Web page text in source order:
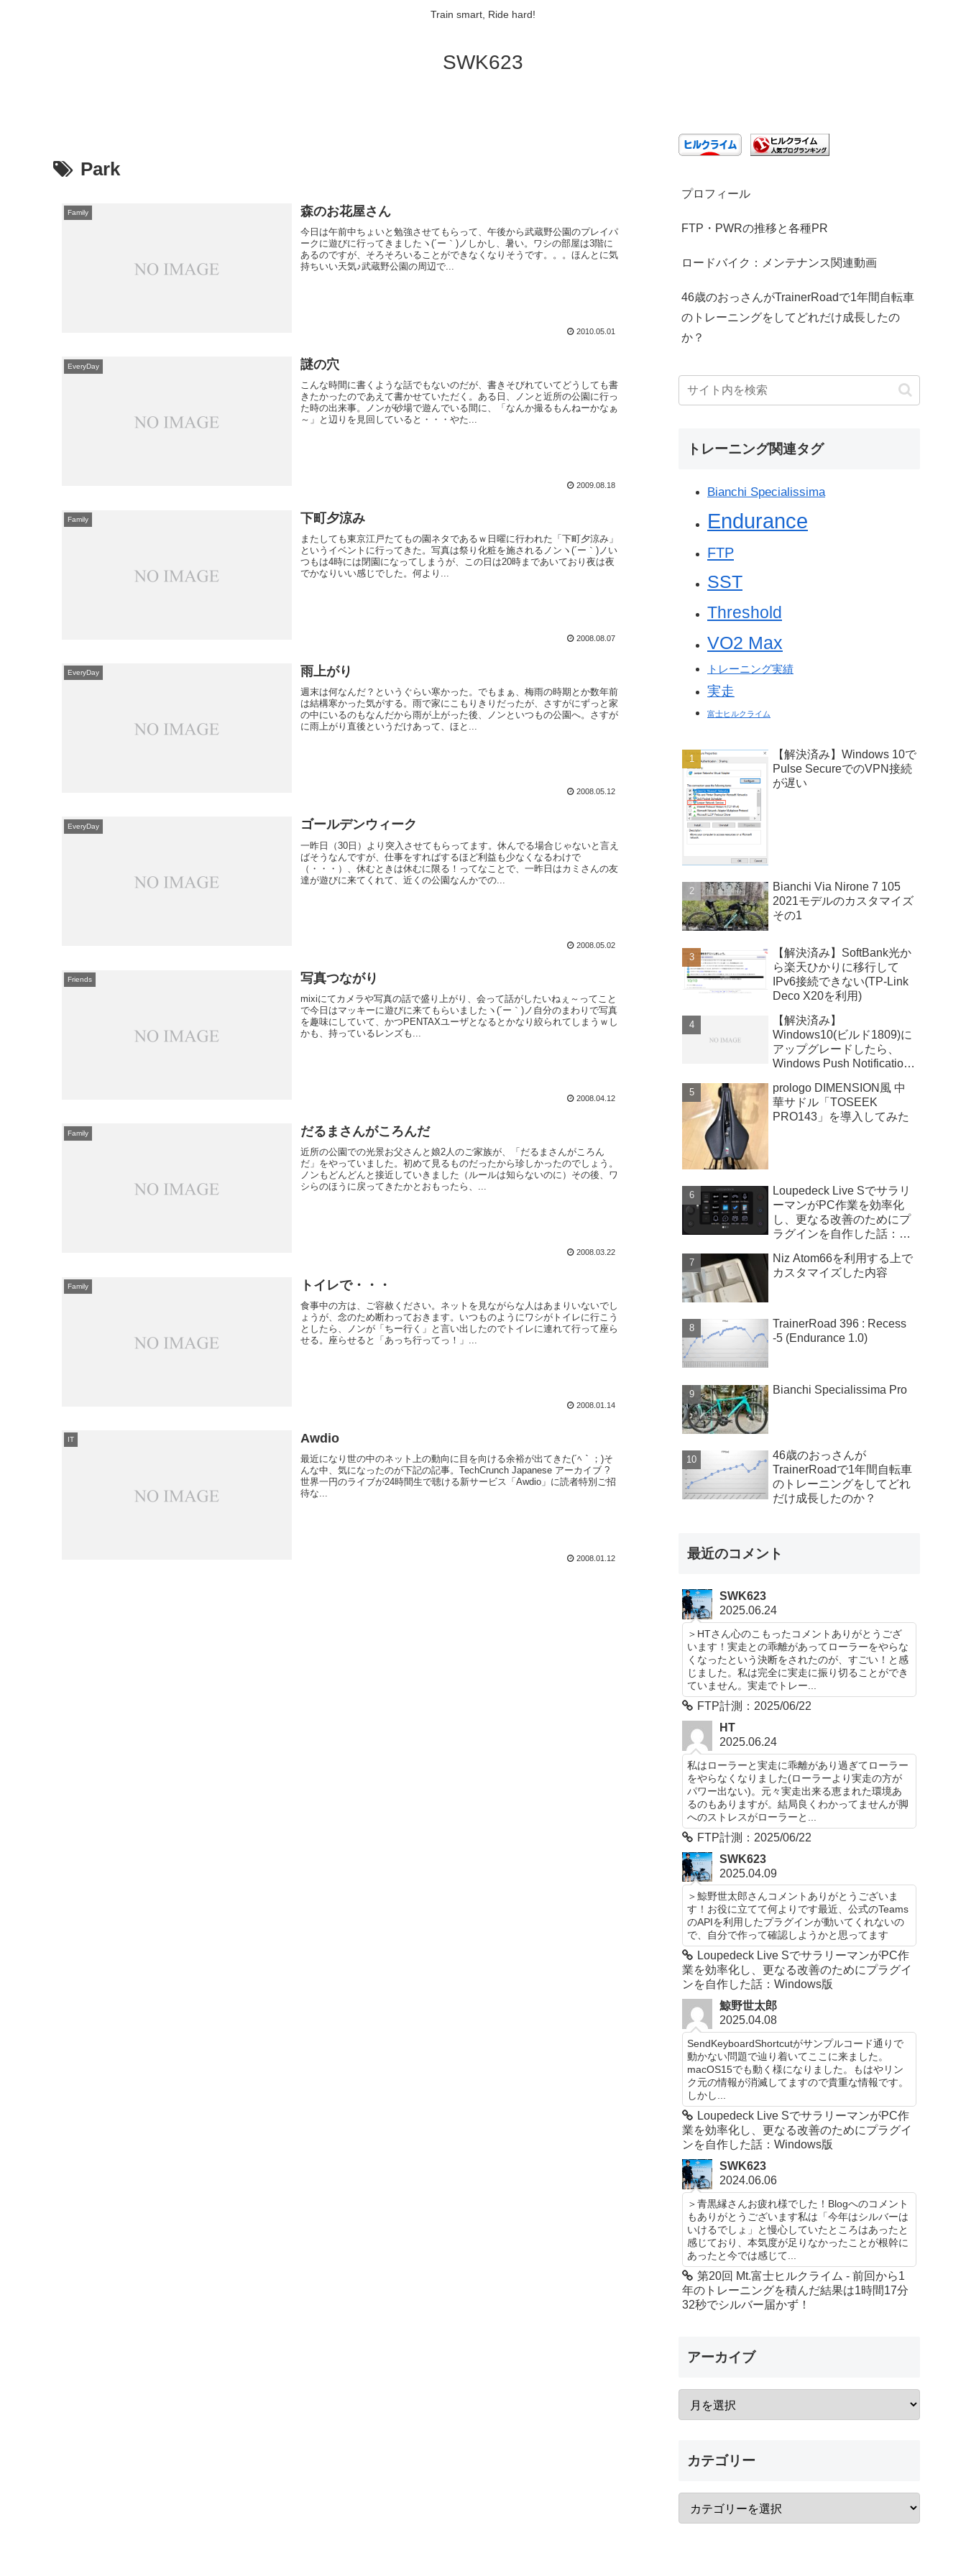
Train smart, Ride hard!
SWK623
Park
Family 森のお花屋さん
今日は午前中ちょいと勉強させてもらって、午後から武蔵野公園のプレイパ
ークに遊びに行ってきましたヽ(´ー｀)ノしかし、暑い。ワシの部屋は3階に
あるのですが、そろそろいることができなくなりそうです。。。ほんとに気
持ちいい天気♪武蔵野公園の周辺で...
2010.05.01
EveryDay 謎の穴
こんな時間に書くような話でもないのだが、書きそびれていてどうしても書
きたかったのであえて書かせていただく。ある日、ノンと近所の公園に行っ
た時の出来事。ノンが砂場で遊んでいる間に、「なんか撮るもんねーかなぁ
～」と辺りを見回していると・・・やた...
2009.08.18
Family 下町夕涼み
またしても東京江戸たてもの園ネタであるｗ日曜に行われた「下町夕涼み」
というイベントに行ってきた。写真は祭り化粧を施されるノンヽ(´ー｀)ノい
つもは4時には閉園になってしまうが、この日は20時まであいており夜は夜
でかなりいい感じでした。何より...
2008.08.07
EveryDay 雨上がり
週末は何なんだ？というぐらい寒かった。でもまぁ、梅雨の時期とか数年前
は結構寒かった気がする。雨で家にこもりきりだったが、さすがにずっと家
の中にいるのもなんだから雨が上がった後、ノンといつもの公園へ。さすが
に雨上がり直後というだけあって、ほと...
2008.05.12
EveryDay ゴールデンウィーク
一昨日（30日）より突入させてもらってます。休んでる場合じゃないと言え
ばそうなんですが、仕事をすればするほど利益も少なくなるわけで
（・・・）、休むときは休むに限る！ってなことで、一昨日はカミさんの友
達が遊びに来てくれて、近くの公園なんかでの...
2008.05.02
Friends 写真つながり
mixiにてカメラや写真の話で盛り上がり、会って話がしたいねぇ～ってこと
で今日はマッキーに遊びに来てもらいましたヽ(´ー｀)ノ自分のまわりで写真
を趣味にしていて、かつPENTAXユーザとなるとかなり絞られてしまうｗし
かも、持っているレンズも...
2008.04.12
Family だるまさんがころんだ
近所の公園での光景お父さんと娘2人のご家族が、「だるまさんがころん
だ」をやっていました。初めて見るものだったから珍しかったのでしょう。
ノンもどんどんと接近していきました（ルールは知らないのに）その後、ワ
シらのほうに戻ってきたかとおもったら、...
2008.03.22
Family トイレで・・・
食事中の方は、ご容赦ください。ネットを見ながらな人はあまりいないでし
ょうが、念のため断わっておきます。いつものようにワシがトイレに行こう
としたら、ノンが「ちー行く」と言い出したのでトイレに連れて行って座ら
せる。座らせると「あっち行ってっ！」...
2008.01.14
IT Awdio
最近になり世の中のネット上の動向に目を向ける余裕が出てきた(´ﾍ｀；)そ
んな中、気になったのが下記の記事。TechCrunch Japanese アーカイブ ?
世界一円のライブが24時間生で聴ける新サービス「Awdio」に読者特別ご招
待な...
2008.01.12
プロフィール
FTP・PWRの推移と各種PR
ロードバイク：メンテナンス関連動画
46歳のおっさんがTrainerRoadで1年間自転車
のトレーニングをしてどれだけ成長したの
か？
トレーニング関連タグ
Bianchi Specialissima
Endurance
FTP
SST
Threshold
VO2 Max
トレーニング実績
実走
富士ヒルクライム
【解決済み】Windows 10で
Pulse SecureでのVPN接続
が遅い
Bianchi Via Nirone 7 105
2021モデルのカスタマイズ
その1
【解決済み】SoftBank光か
ら楽天ひかりに移行して
IPv6接続できない(TP-Link
Deco X20を利用)
【解決済み】
Windows10(ビルド1809)に
アップグレードしたら、
Windows Push Notifications
prologo DIMENSION風 中
華サドル「TOSEEK
PRO143」を導入してみた
Loupedeck Live Sでサラリ
ーマンがPC作業を効率化
し、更なる改善のためにプ
ラグインを自作した話：
Niz Atom66を利用する上で
カスタマイズした内容
TrainerRoad 396 : Recess
-5 (Endurance 1.0)
Bianchi Specialissima Pro
46歳のおっさんが
TrainerRoadで1年間自転車
のトレーニングをしてどれ
だけ成長したのか？
最近のコメント
SWK623
2025.06.24
＞HTさん心のこもったコメントありがとうござ
います！実走との乖離があってローラーをやらな
くなったという決断をされたのが、すごい！と感
じました。私は完全に実走に振り切ることができ
ていません。実走でトレー...
FTP計測：2025/06/22
HT
2025.06.24
私はローラーと実走に乖離があり過ぎてローラー
をやらなくなりました(ローラーより実走の方が
パワー出ない)。元々実走出来る恵まれた環境あ
るのもありますが。結局良くわかってませんが脚
へのストレスがローラーと...
FTP計測：2025/06/22
SWK623
2025.04.09
＞鯨野世太郎さんコメントありがとうございま
す！お役に立てて何よりです最近、公式のTeams
のAPIを利用したプラグインが動いてくれないの
で、自分で作って確認しようかと思ってます
Loupedeck Live SでサラリーマンがPC作
業を効率化し、更なる改善のためにプラグイ
ンを自作した話：Windows版
鯨野世太郎
2025.04.08
SendKeyboardShortcutがサンプルコード通りで
動かない問題で辿り着いてここに来ました。
macOS15でも動く様になりました。もはやリン
ク元の情報が消滅してますので貴重な情報です。
しかし...
Loupedeck Live SでサラリーマンがPC作
業を効率化し、更なる改善のためにプラグイ
ンを自作した話：Windows版
SWK623
2024.06.06
＞青黒縁さんお疲れ様でした！Blogへのコメント
もありがとうございます私は「今年はシルバーは
いけるでしょ」と慢心していたところはあったと
感じており、本気度が足りなかったことが根幹に
あったと今では感じて...
第20回 Mt.富士ヒルクライム - 前回から1
年のトレーニングを積んだ結果は1時間17分
32秒でシルバー届かず！
アーカイブ
カテゴリー